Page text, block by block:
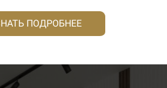
ПОДРОБНЕЕ